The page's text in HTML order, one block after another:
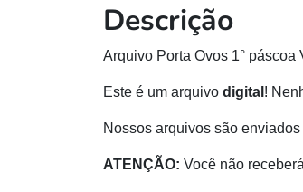
Descrição
Arquivo Porta Ovos 1° páscoa
Este é um arquivo digital !
Nossos arquivos são
ATENÇÃO: Você não